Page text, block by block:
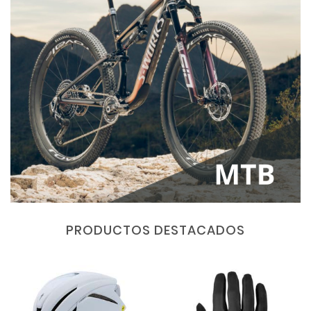
PRODUCTOS DESTACADOS